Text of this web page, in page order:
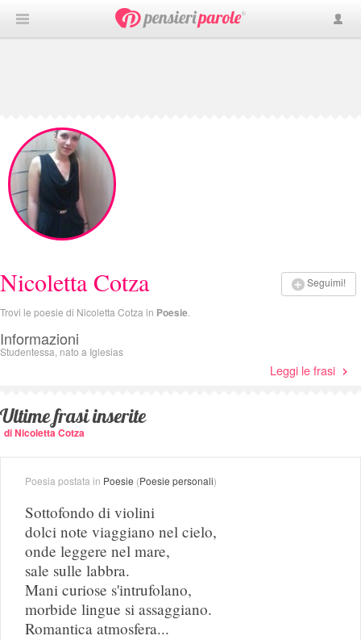
Seguimi!
Nicoletta Cotza
Trovi le poesie di Nicoletta Cotza in Poesie
Informazioni
Studentessa, nato a Iglesias
Leggi le frasi
Ultime frasi inserite
di Nicoletta Cotza
Poesia postata in Poesie (Poesie personali)
Sottofondo di violini
dolci note viaggiano nel cielo,
onde leggere nel mare,
sale sulle labbra.
Mani curiose s'intrufolano,
morbide lingue si assaggiano.
Romantica atmosfera...